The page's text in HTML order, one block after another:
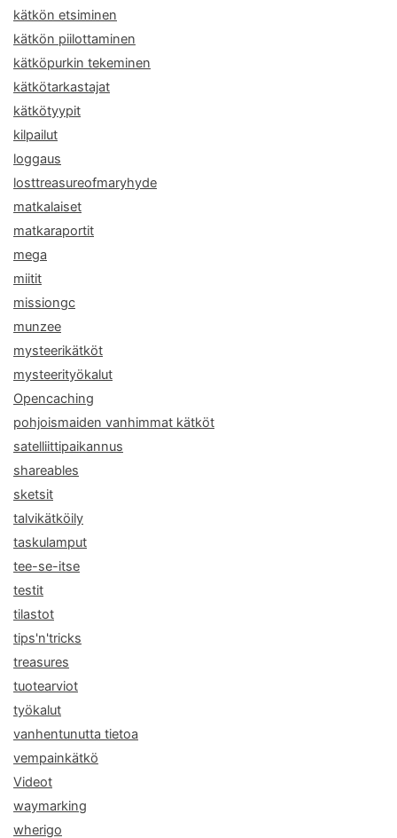
kätkön etsiminen
kätkön piilottaminen
kätköpurkin tekeminen
kätkötarkastajat
kätkötyypit
kilpailut
loggaus
losttreasureofmaryhyde
matkalaiset
matkaraportit
mega
miitit
missiongc
munzee
mysteerikätköt
mysteerityökalut
Opencaching
pohjoismaiden vanhimmat kätköt
satelliittipaikannus
shareables
sketsit
talvikätköily
taskulamput
tee-se-itse
testit
tilastot
tips'n'tricks
treasures
tuotearviot
työkalut
vanhentunutta tietoa
vempainkätkö
Videot
waymarking
wherigo